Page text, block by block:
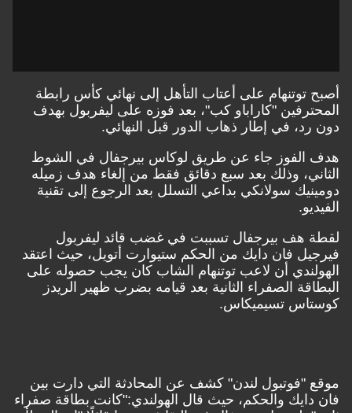
أصبح توتنهام على أعتاب التأهل إلى نهائي كأس رابطة
المحترفين "كاراباو كب"، بعد فوزه على ليفربول بهدف
دون رد، في إطار ذهاب الدور قبل النهائي.
هدف الفوز جاء عن طريق لوكاس بيرجفال في الشوط
الثاني، وذلك بعد سبع دقائق فقط من إلغاء هدف زميله
دومينيك سولانكي بداعي التسلل بعد الرجوع إلى تقنية
الفيديو.
لقطة هف بيرجفال تسببت في غضب قائد ليفربول
فيرجيل فان دايك من الحكم ستيوارت أتويل، حيث اعتقد
الهولندي أن لاعب توتنهام الشاب كان يجب حصوله على
البطاقة الصفراء الثانية بعد قيامه بضرب ظهير الريدز
كوستاس تسيميكاس.
موقع "فوتبول لندن" كشف عن المحادثة التي دارت بين
فان دايك والحكم، حيث قال الهولندي:"كانت بطاقة صفراء